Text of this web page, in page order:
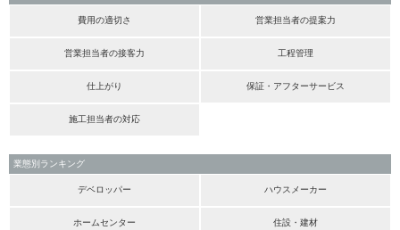
費用の適切さ 営業担当者の提案力
営業担当者の接客力 工程管理
仕上がり 保証・アフターサービス
施工担当者の対応
業態別ランキング
デベロッパー ハウスメーカー
ホームセンター 住設・建材